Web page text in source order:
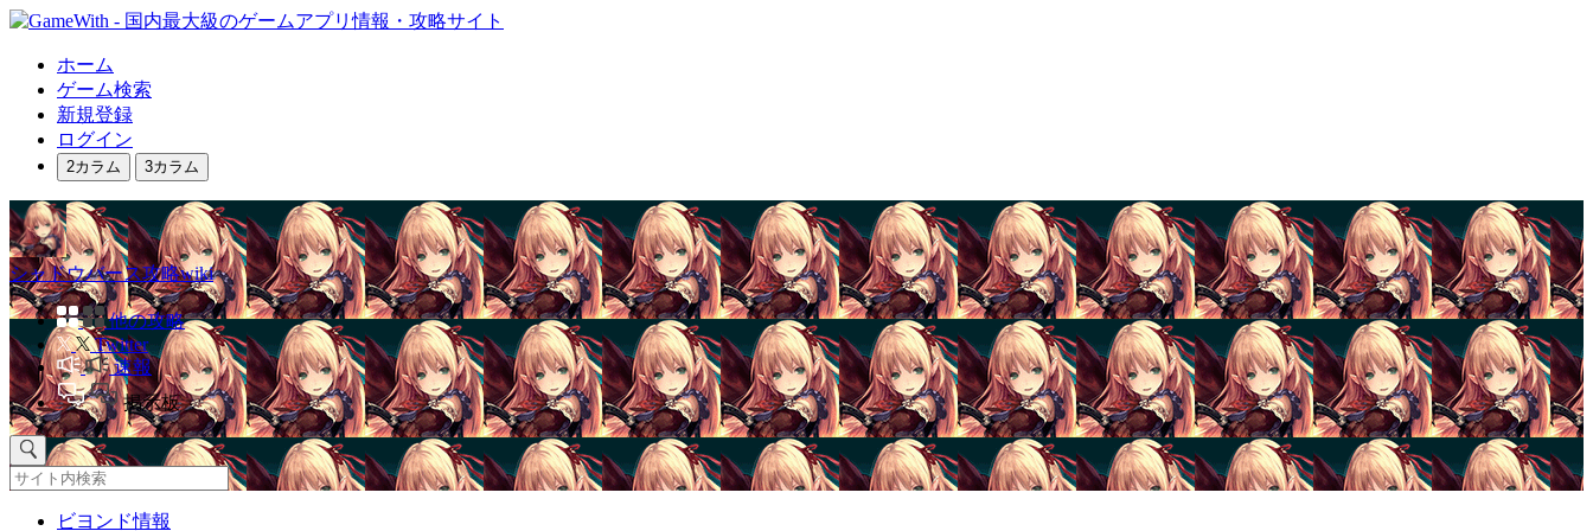
ホーム
ゲーム検索
新規登録
ログイン
2カラム 3カラム
シャドウバース攻略wiki
他の攻略
Twitter
速報
掲示板
ビヨンド情報